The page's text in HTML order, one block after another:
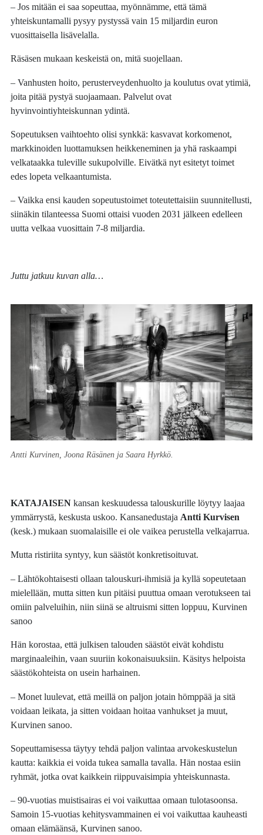
– Jos mitään ei saa sopeuttaa, myönnämme, että tämä
yhteiskuntamalli pysyy pystyssä vain 15 miljardin euron
vuosittaisella lisävelalla.
Räsäsen mukaan keskeistä on, mitä suojellaan.
– Vanhusten hoito, perusterveydenhuolto ja koulutus ovat ytimiä,
joita pitää pystyä suojaamaan. Palvelut ovat
hyvinvointiyhteiskunnan ydintä.
Sopeutuksen vaihtoehto olisi synkkä: kasvavat korkomenot,
markkinoiden luottamuksen heikkeneminen ja yhä raskaampi
velkataakka tuleville sukupolville. Eivätkä nyt esitetyt toimet
edes lopeta velkaantumista.
– Vaikka ensi kauden sopeutustoimet toteutettaisiin suunnitellusti,
siinäkin tilanteessa Suomi ottaisi vuoden 2031 jälkeen edelleen
uutta velkaa vuosittain 7-8 miljardia.
Juttu jatkuu kuvan alla…
Antti Kurvinen, Joona Räsänen ja Saara Hyrkkö.
KATAJAISEN kansan keskuudessa talouskurille löytyy laajaa
ymmärrystä, keskusta uskoo. KansanedustajaAntti Kurvisen
(kesk.) mukaan suomalaisille ei ole vaikea perustella velkajarrua.
Mutta ristiriita syntyy, kun säästöt konkretisoituvat.
– Lähtökohtaisesti ollaan talouskuri-ihmisiä ja kyllä sopeutetaan
mielellään, mutta sitten kun pitäisi puuttua omaan verotukseen tai
omiin palveluihin, niin siinä se altruismi sitten loppuu, Kurvinen
sanoo
Hän korostaa, että julkisen talouden säästöt eivät kohdistu
marginaaleihin, vaan suuriin kokonaisuuksiin. Käsitys helpoista
säästökohteista on usein harhainen.
– Monet luulevat, että meillä on paljon jotain hömppää ja sitä
voidaan leikata, ja sitten voidaan hoitaa vanhukset ja muut,
Kurvinen sanoo.
Sopeuttamisessa täytyy tehdä paljon valintaa arvokeskustelun
kautta: kaikkia ei voida tukea samalla tavalla. Hän nostaa esiin
ryhmät, jotka ovat kaikkein riippuvaisimpia yhteiskunnasta.
– 90-vuotias muistisairas ei voi vaikuttaa omaan tulotasoonsa.
Samoin 15-vuotias kehitysvammainen ei voi vaikuttaa kauheasti
omaan elämäänsä, Kurvinen sanoo.